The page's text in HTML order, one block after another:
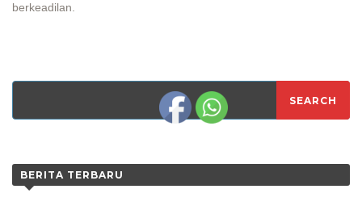
berkeadilan.
BERITA TERBARU